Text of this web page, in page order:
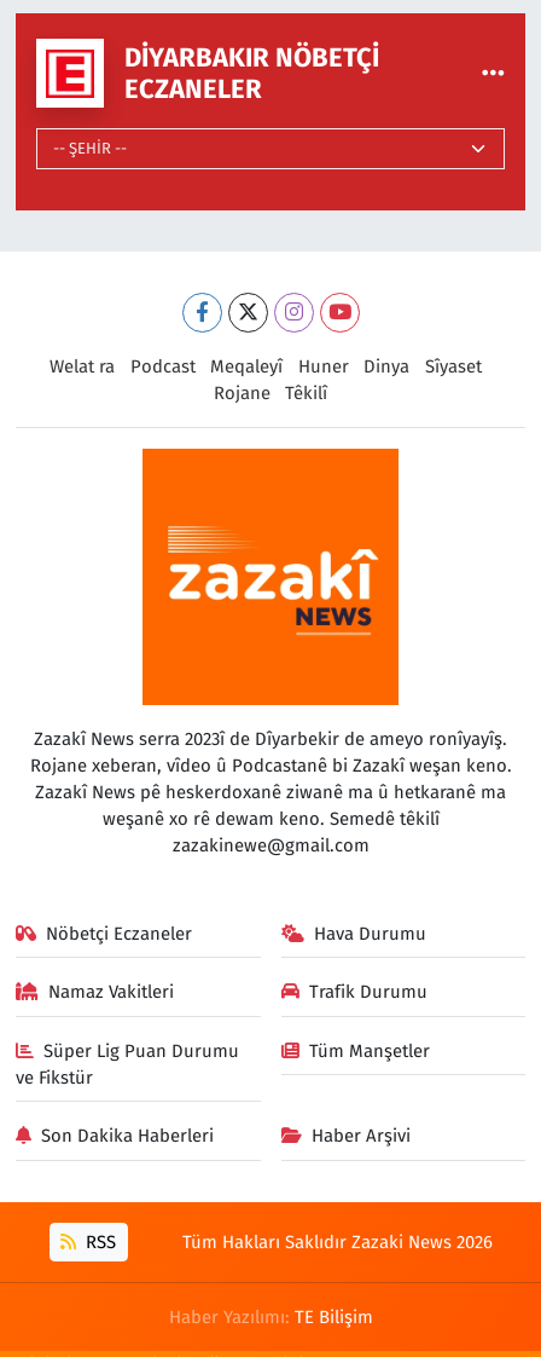
DIYARBAKIR NÖBETÇI
ECZANELER
Welat ra Podcast Meqaleyî Huner Dinya
Sîyaset
Rojane
Têkilî
Zazakî News serra 2023î de Dîyarbekir de ameyo ronîyayîş.
Rojane xeberan, vîdeo û Podcastanê bi Zazakî weşan keno.
Zazakî News pê heskerdoxanê ziwanê ma û hetkaranê ma
weşanê xo rê dewam keno. Semedê têkilî
zazakinewe@gmail.com
Nöbetçi Eczaneler Hava Durumu
Namaz Vakitleri Trafik Durumu
Süper Lig Puan Durumu
ve Fikstür
Tüm Manşetler
Son Dakika Haberleri Haber Arşivi
RSS Tüm Hakları Saklıdır Zazaki News 2026
Haber Yazılımı: TE Bilişim